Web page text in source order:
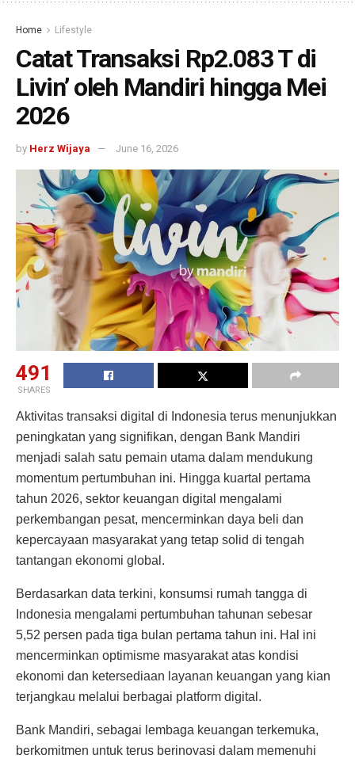
Home Lifestyle
Catat Transaksi Rp2.083 T di
Livin’ oleh Mandiri hingga Mei
2026
by Herz Wijaya June 16, 2026
491
SHARES
Aktivitas transaksi digital di Indonesia terus menunjukkan
peningkatan yang signifikan, dengan Bank Mandiri
menjadi salah satu pemain utama dalam mendukung
momentum pertumbuhan ini. Hingga kuartal pertama
tahun 2026, sektor keuangan digital mengalami
perkembangan pesat, mencerminkan daya beli dan
kepercayaan masyarakat yang tetap solid di tengah
tantangan ekonomi global.
Berdasarkan data terkini, konsumsi rumah tangga di
Indonesia mengalami pertumbuhan tahunan sebesar
5,52 persen pada tiga bulan pertama tahun ini. Hal ini
mencerminkan optimisme masyarakat atas kondisi
ekonomi dan ketersediaan layanan keuangan yang kian
terjangkau melalui berbagai platform digital.
Bank Mandiri, sebagai lembaga keuangan terkemuka,
berkomitmen untuk terus berinovasi dalam memenuhi